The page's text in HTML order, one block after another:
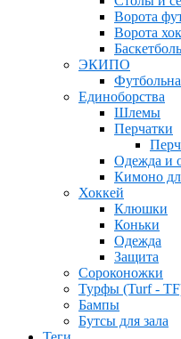
Ворота
Ворота
ЭКИПО
Единоборства
Шлемы
Перчатки
Одежда и
Кимоно
Хоккей
Клюшки
Коньки
Одежда
Защита
Сороконожки
Турфы (Turf -
Бампы
Бутсы для зала